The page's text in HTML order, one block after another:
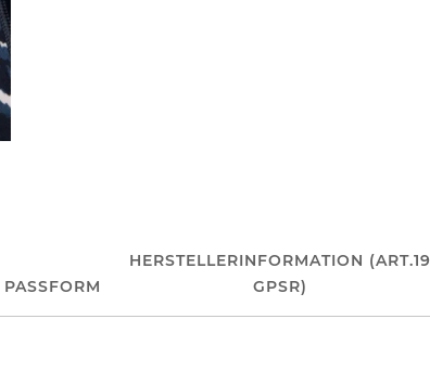
PASSFORM
HERSTELLERINFORMATION (ART.19
GPSR)